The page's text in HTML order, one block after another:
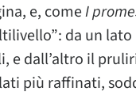
e, comeI
da un
e dall’altro il
più raffinati,